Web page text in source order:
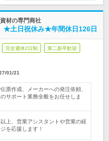
材の専門商社
★土日祝休み★年間休日126日
完全週休2日制 第二新卒歓迎
01/21
票作成、メーカーへの発注依頼、
サポート業務全般をお任せしま
上、営業アシスタントや営業の経
を応援します！